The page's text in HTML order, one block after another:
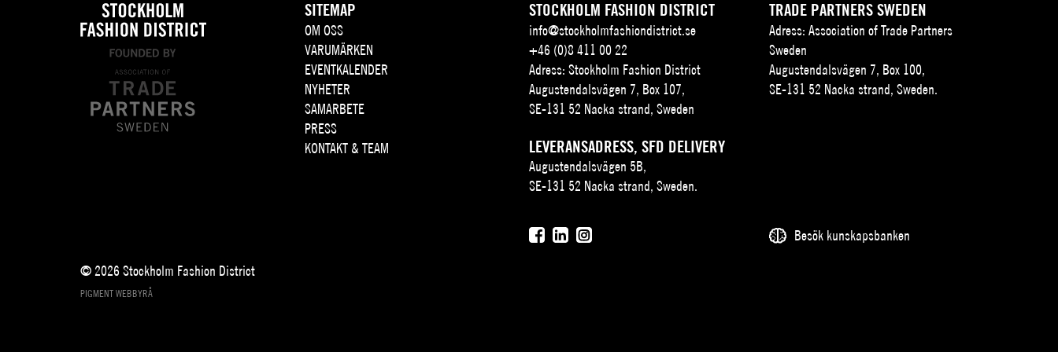
SITEMAP
OM OSS
VARUMÄRKEN
EVENTKALENDER
NYHETER
SAMARBETE
PRESS
KONTAKT & TEAM
STOCKHOLM FASHION DISTRICT
info@stockholmfashiondistrict.se
+46 (0)8 411 00 22
Adress: Stockholm Fashion District
Augustendalsvägen 7, Box 107,
SE-131 52 Nacka strand, Sweden
LEVERANSADRESS, SFD DELIVERY
Augustendalsvägen 5B,
SE-131 52 Nacka strand, Sweden.
TRADE PARTNERS SWEDEN
Adress: Association of Trade Partners
Sweden
Augustendalsvägen 7, Box 100,
SE-131 52 Nacka strand, Sweden.
Besök kunskapsbanken
© 2026 Stockholm Fashion District
PIGMENT WEBBYRÅ